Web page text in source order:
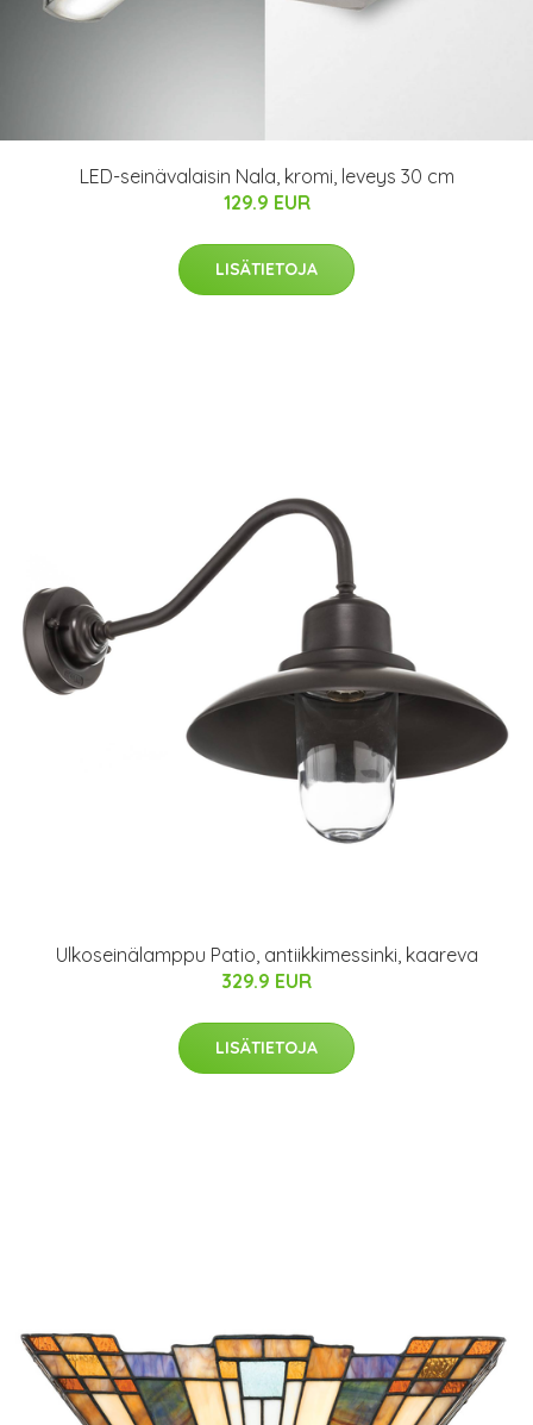
LED-seinävalaisin Nala, kromi, leveys 30 cm
129.9 EUR
LISÄTIETOJA
Ulkoseinälamppu Patio, antiikkimessinki, kaareva
329.9 EUR
LISÄTIETOJA